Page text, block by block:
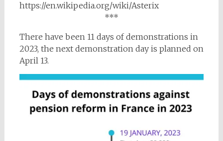
https://en.wikipedia.org/wiki/Asterix
***
There have been 11 days of demonstrations in
2023, the next demonstration day is planned on
April 13.